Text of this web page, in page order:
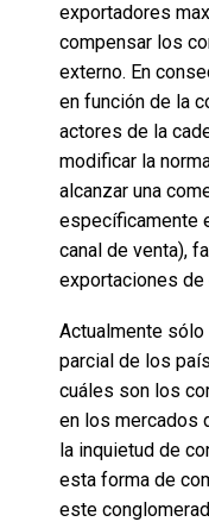
exportadores
compensar los
externo. En
en función de la
actores de la
modificar la
alcanzar una
específicamente
canal de venta),
exportaciones
Actualmente
parcial de los
cuáles son los
en los mercados
la inquietud de
esta forma de
este